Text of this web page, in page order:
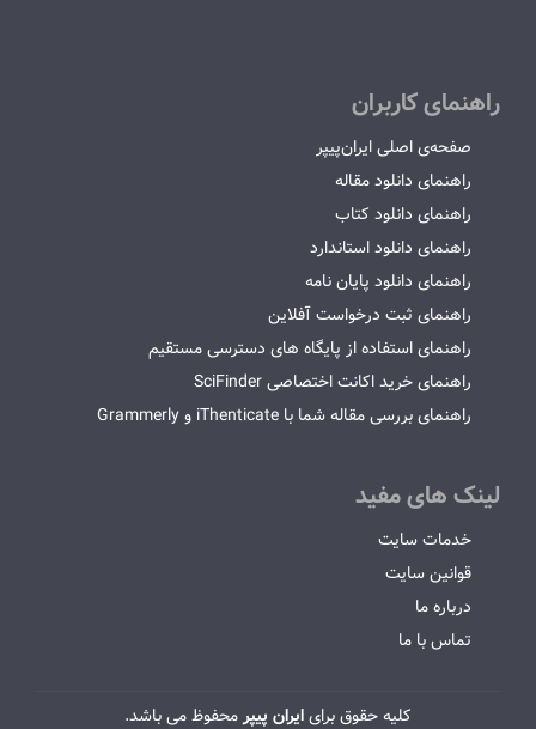
راهنمای کاربران
صفحه‌ی اصلی ایران‌پیپر
راهنمای دانلود مقاله
راهنمای دانلود کتاب
راهنمای دانلود استاندارد
راهنمای دانلود پایان نامه
راهنمای ثبت درخواست آفلاین
راهنمای استفاده از پایگاه های دسترسی مستقیم
راهنمای خرید اکانت اختصاصی SciFinder
راهنمای بررسی مقاله شما با iThenticate و Grammerly
لینک های مفید
خدمات سایت
قوانین سایت
درباره ما
تماس با ما
کلیه حقوق برایایران پیپرمحفوظ می باشد.